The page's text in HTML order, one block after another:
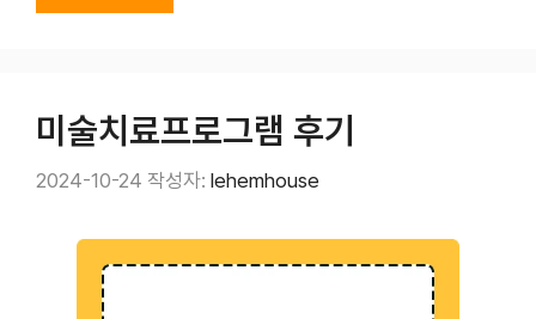
미술치료프로그램 후기
2024-10-24 작성자: lehemhouse